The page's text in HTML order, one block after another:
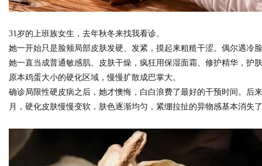
d
31岁的上班族女生，去年秋冬来找我看诊。
她一开始只是脸颊局部皮肤发硬、发紧，摸起来粗糙干涩。偶尔遇冷
她一直当成普通敏感肌、皮肤干燥，疯狂用保湿面霜、修护精华，护
原本鸡蛋大小的硬化区域，慢慢扩散成巴掌大。
确诊局限性硬皮病之后，她才懊悔，白白浪费了最好的干预时间。后
月，硬化皮肤慢慢变软，肤色逐渐均匀，紧绷拉扯的异物感基本消失